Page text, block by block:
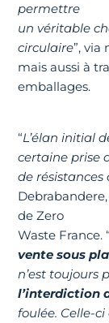
permettre
un véritable
circulaire”,
mais aussi à
emballages.
“L’élan initial
certaine prise
de résistances
de Zero
Waste France. “
vente sous
n’est toujours
l’interdiction
foulée. Celle-